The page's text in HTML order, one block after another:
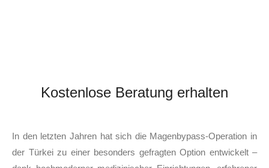
Kostenlose Beratung erhalten
In den letzten Jahren hat sich die Magenbypass-Operation in
der Türkei zu einer besonders gefragten Option entwickelt –